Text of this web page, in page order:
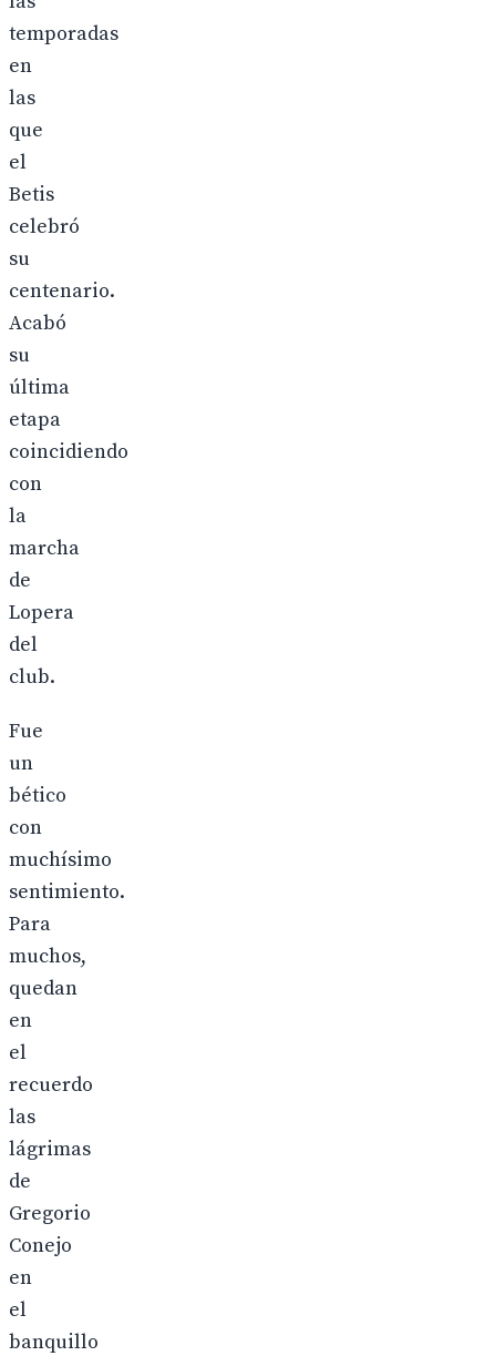
temporadas
en
las
que
el
Betis
celebró
su
centenario.
Acabó
su
última
etapa
coincidiendo
con
la
marcha
de
Lopera
del
club.
Fue
un
bético
con
muchísimo
sentimiento.
Para
muchos,
quedan
en
el
recuerdo
las
lágrimas
de
Gregorio
Conejo
en
el
banquillo